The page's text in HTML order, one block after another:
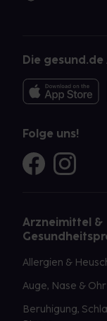
Die gesund.de
Folge uns!
Arzneimittel &
Allergien &
Auge, Nase & Ohr
Beruhigung,